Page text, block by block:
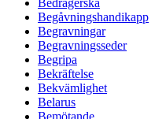
Begåvningshandikapp
Begravningar
Begravningsseder
Begripa
Bekräftelse
Bekvämlighet
Belarus
Bemötande